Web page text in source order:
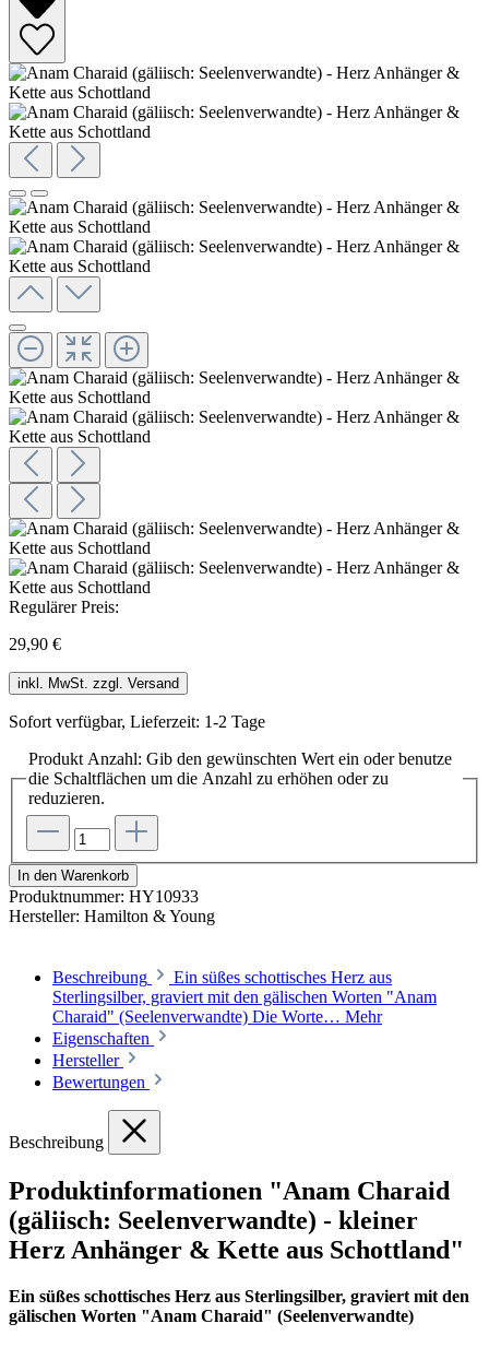
Regulärer Preis:
29,90 €
inkl. MwSt. zzgl. Versand
Sofort verfügbar, Lieferzeit: 1-2 Tage
Produkt Anzahl: Gib den gewünschten Wert ein oder benutze
die Schaltflächen um die Anzahl zu erhöhen oder zu
reduzieren.
In den Warenkorb
Produktnummer: HY10933
Hersteller: Hamilton & Young
Beschreibung
Ein süßes schottisches Herz aus
Sterlingsilber, graviert mit den gälischen Worten "Anam
Charaid" (Seelenverwandte) Die Worte… Mehr
Eigenschaften
Hersteller
Bewertungen
Beschreibung
Produktinformationen "Anam Charaid
(gäliisch: Seelenverwandte) - kleiner
Herz Anhänger & Kette aus Schottland"
Ein süßes schottisches Herz aus Sterlingsilber, graviert mit den
gälischen Worten "Anam Charaid" (Seelenverwandte)